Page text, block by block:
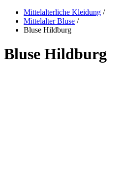
Mittelalterliche Kleidung /
Mittelalter Bluse /
Bluse Hildburg
Bluse Hildburg